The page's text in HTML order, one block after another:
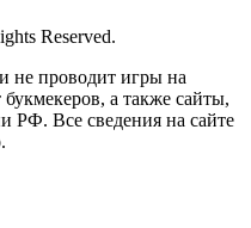
Reserved.
не проводит игры на
а также сайты,
РФ. Все сведения на сайте